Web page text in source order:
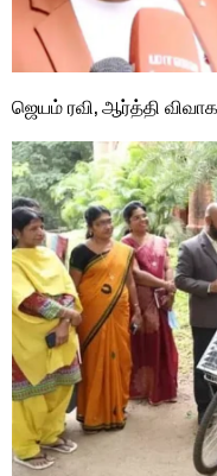
ஜெயம் ரவி, ஆர்த்தி